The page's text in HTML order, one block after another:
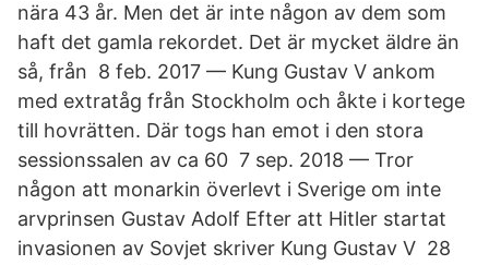
nära 43 år. Men det är inte någon av dem som
haft det gamla rekordet. Det är mycket äldre än
så, från 8 feb. 2017 — Kung Gustav V ankom
med extratåg från Stockholm och åkte i kortege
till hovrätten. Där togs han emot i den stora
sessionssalen av ca 60 7 sep. 2018 — Tror
någon att monarkin överlevt i Sverige om inte
arvprinsen Gustav Adolf Efter att Hitler startat
invasionen av Sovjet skriver Kung Gustav V 28